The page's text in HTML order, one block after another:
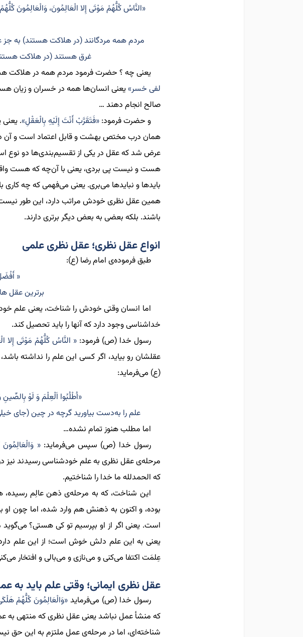
«النَّاسُ كُلُّهُمْ مَوْتَى إِلا الْعَالِمُونَ، وَالْعَالِمُونَ
مردم همه مردگانند (در هلاکت هستند) به جز
غرق هستند (در هلاکت
یعنی چه ؟‌ حضرت فرمودمردم همه در هلاکت
لفی خسر»یعنی انسان‌ها همه در خسران و زیان
صالح انجام دهند …
و حضرت فرمود: «فَتَقَرَّبْ أَنْتَ إِلَيْهِ بِالْعَقْلِ».
همان درب مختص بهشت و قابل اعتماد است و
عرض شد که عقل در یکی از تقسیمبندی‌ها دو نوع
هست و نیست پی بردی، یعنی با آنچه که هست
بایدها و نبایدها میبری. یعنی میفهمی که چه کاری
همین عقل نظری خودش مراتب دارد، این طور
باشند. بلکه بعضی به بعض دیگر برتری دارند.
انواع عقل نظری؛ عقل نظری علمی
طبق فرمودهی امام رضا (ع):
«
برترین عقل
اما انسانوقتی خودش را شناخت، یعنی علم
خداشناسی وجود دارد که آنها را باید تحصیل کند.
رسول خدا (ص) فرمود: « النَّاسُ كُلُّهُمْ مَوْتَى إِلا
عقلشان رو بیاید، اگر کسی این علم را نداشته
(ع) می‌فرماید:
«اُطْلُبُوا اَلْعِلْمَ وَ لَوْ
علم را به‌دست بیاورید گرچه در چین (جای
اما مطلب هنوز تمام نشده…
رسول خدا (ص) سپس میفرماید:«
مرحلهی عقل نظری به علم خودشناسی رسیدند نیز
که الحمدلله ما خدا را شناختیم.
این شناخت، که به مرحلهی ذهن عالم رسیده،
بوده، و اکنون به ذهنش هم وارد شده، اما چون او
است. یعنی اگر از او بپرسیم تو کی هستی؟ می
یعنی به این علم دلش خوش است؛ از این علم
عِلمَت اکتفا میکنی و مینازی و میبالی و افتخار می
عقل نظری ایمانی؛ وقتی علم باید به
رسول خدا (ص) میفرماید«وَالْعَالِمُونَ كُلُّهُمْ
که منشأ عمل نباشدیعنی عقل نظری که منتهی به
شناخته‌ای، اما در مرحلهی عمل ملتزم به این حق